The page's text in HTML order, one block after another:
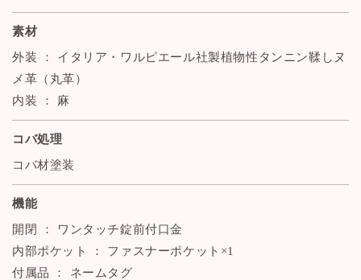
素材
外装 ： イタリア・ワルピエール社製植物性タンニン鞣しヌ
メ革（丸革）
内装 ： 麻
コバ処理
コバ材塗装
機能
開閉 ： ワンタッチ錠前付口金
内部ポケット ： ファスナーポケット×1
付属品 ： ネームタグ